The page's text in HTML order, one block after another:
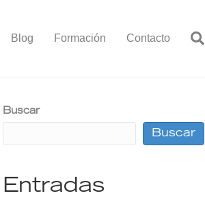
Blog Formación Contacto
Buscar
Buscar
Entradas